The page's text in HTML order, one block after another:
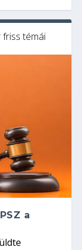
friss témái
a